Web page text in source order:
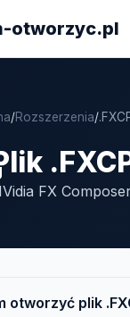
otworzyc.pl
/Rozszerzenia/
FX
otworzyć plik